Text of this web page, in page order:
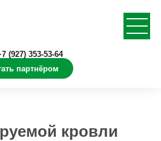
партнёром
(927) 353-53-64
кровли